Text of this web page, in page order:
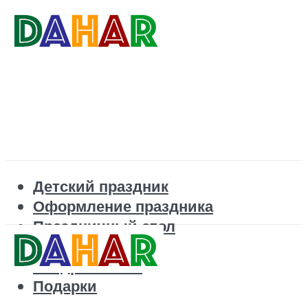
Детский праздник
Оформление праздника
Праздничный стол
Корпоратив
Поздравления
Подарки